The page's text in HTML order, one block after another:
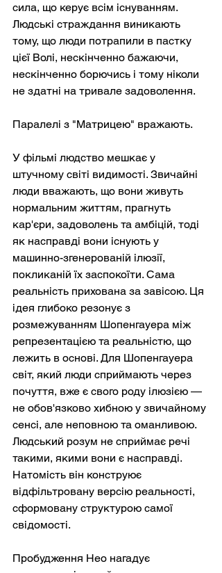
сила, що керує всім існуванням.
Людські страждання виникають
тому, що люди потрапили в пастку
цієї Волі, нескінченно бажаючи,
нескінченно борючись і тому ніколи
не здатні на тривале задоволення.
Паралелі з "Матрицею" вражають.
У фільмі людство мешкає у
штучному світі видимості. Звичайні
люди вважають, що вони живуть
нормальним життям, прагнуть
кар'єри, задоволень та амбіцій, тоді
як насправді вони існують у
машинно-згенерованій ілюзії,
покликаній їх заспокоїти. Сама
реальність прихована за завісою. Ця
ідея глибоко резонує з
розмежуванням Шопенгауера між
репрезентацією та реальністю, що
лежить в основі. Для Шопенгауера
світ, який люди сприймають через
почуття, вже є свого роду ілюзією —
не обов'язково хибною у звичайному
сенсі, але неповною та оманливою.
Людський розум не сприймає речі
такими, якими вони є насправді.
Натомість він конструює
відфільтровану версію реальності,
сформовану структурою самої
свідомості.
Пробудження Нео нагадує